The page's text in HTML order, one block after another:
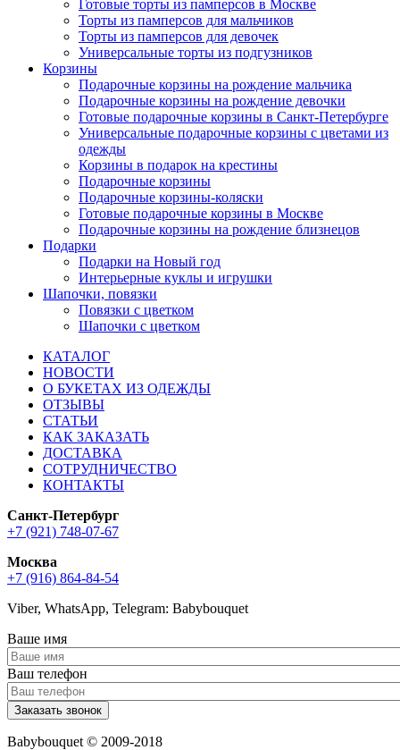
Готовые торты из памперсов в Москве
Торты из памперсов для мальчиков
Торты из памперсов для девочек
Универсальные торты из подгузников
Корзины
Подарочные корзины на рождение мальчика
Подарочные корзины на рождение девочки
Готовые подарочные корзины в Санкт-Петербурге
Универсальные подарочные корзины с цветами из
одежды
Корзины в подарок на крестины
Подарочные корзины
Подарочные корзины-коляски
Готовые подарочные корзины в Москве
Подарочные корзины на рождение близнецов
Подарки
Подарки на Новый год
Интерьерные куклы и игрушки
Шапочки, повязки
Повязки с цветком
Шапочки с цветком
КАТАЛОГ
НОВОСТИ
О БУКЕТАХ ИЗ ОДЕЖДЫ
ОТЗЫВЫ
СТАТЬИ
КАК ЗАКАЗАТЬ
ДОСТАВКА
СОТРУДНИЧЕСТВО
КОНТАКТЫ
Санкт-Петербург
+7 (921) 748-07-67
Москва
+7 (916) 864-84-54
Viber, WhatsApp, Telegram: Babybouquet
Ваше имя
Ваш телефон
Babybouquet © 2009-2018